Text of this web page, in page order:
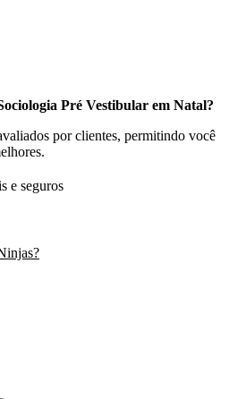
Pré Vestibular em Natal?
por clientes, permitindo você
e seguros